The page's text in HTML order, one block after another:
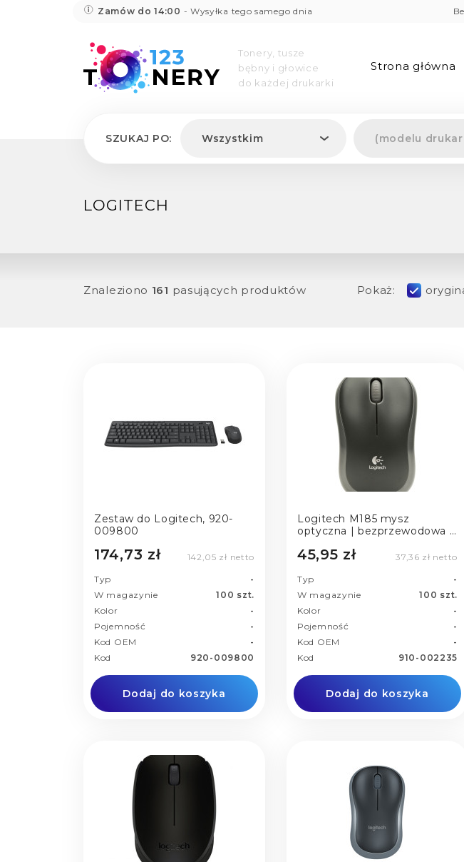
Zamów do 14:00 - Wysyłka tego samego dnia
Tonery, tusze
bębny i głowice
do każdej drukarki
Strona główna
SZUKAJ PO: Wszystkim
LOGITECH
Znaleziono 161 pasujących produktów Pokaż:
Zestaw do Logitech, 920-
009800
174,73 zł 142,05 zł netto
Typ
-
W magazynie
100 szt.
Kolor
-
Pojemność
-
Kod OEM
-
Kod
920-009800
Dodaj do koszyka
Logitech M185 mysz
optyczna | bezprzewodowa |
45,95 zł 37,36 zł netto
Typ
-
W magazynie
100 szt.
Kolor
-
Pojemność
-
Kod OEM
-
Kod
910-002235
Dodaj do koszyka